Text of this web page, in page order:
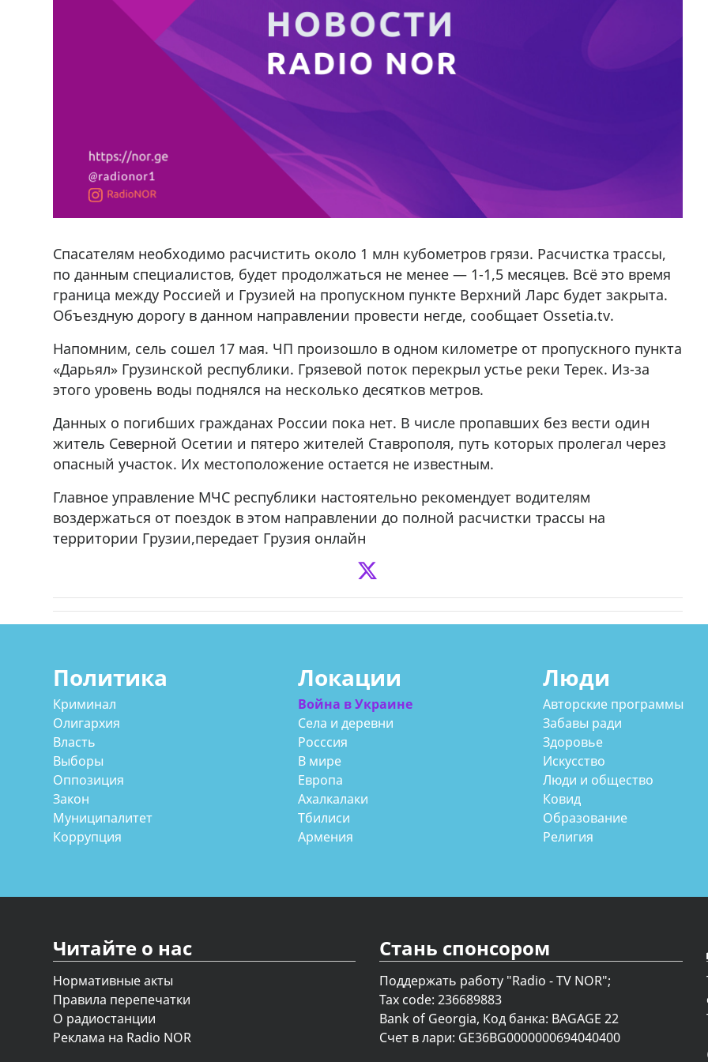
Спасателям необходимо расчистить около 1 млн кубометров грязи. Расчистка трассы,
по данным специалистов, будет продолжаться не менее — 1-1,5 месяцев. Всё это время
граница между Россией и Грузией на пропускном пункте Верхний Ларс будет закрыта.
Объездную дорогу в данном направлении провести негде, сообщает Ossetia.tv.
Напомним, сель сошел 17 мая. ЧП произошло в одном километре от пропускного пункта
«Дарьял» Грузинской республики. Грязевой поток перекрыл устье реки Терек. Из-за
этого уровень воды поднялся на несколько десятков метров.
Данных о погибших гражданах России пока нет. В числе пропавших без вести один
житель Северной Осетии и пятеро жителей Ставрополя, путь которых пролегал через
опасный участок. Их местоположение остается не известным.
Главное управление МЧС республики настоятельно рекомендует водителям
воздержаться от поездок в этом направлении до полной расчистки трассы на
территории Грузии,передает Грузия онлайн
Политика
Криминал
Олигархия
Власть
Выборы
Оппозиция
Закон
Муниципалитет
Коррупция
Локации
Война в Украине
Села и деревни
Росссия
В мире
Европа
Ахалкалаки
Тбилиси
Армения
Люди
Авторские программы
Забавы ради
Здоровье
Искусство
Люди и общество
Ковид
Образование
Религия
Читайте о нас
Нормативные акты
Правила перепечатки
О радиостанции
Реклама на Radio NOR
Стань спонсором
Поддержать работу "Radio - TV NOR";
Tax code: 236689883
Bank of Georgia, Код банка: BAGAGE 22
Счет в лари: GE36BG0000000694040400